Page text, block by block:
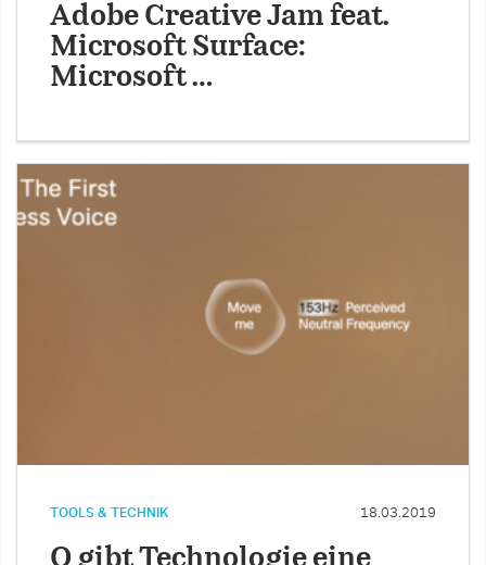
Adobe Creative Jam feat.
Microsoft Surface:
Microsoft …
TOOLS & TECHNIK 18.03.2019
Q gibt Technologie eine